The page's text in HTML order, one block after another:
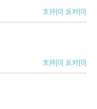
支持[0] 反对[0]
支持[0] 反对[0]